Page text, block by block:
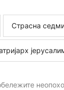
Страсна